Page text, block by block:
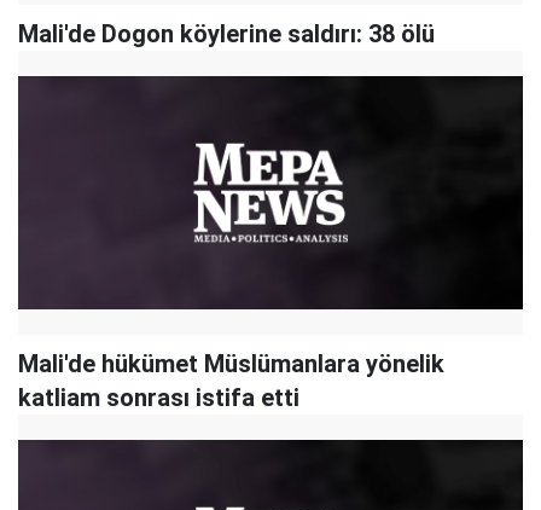
Mali'de Dogon köylerine saldırı: 38 ölü
Mali'de hükümet Müslümanlara yönelik
katliam sonrası istifa etti